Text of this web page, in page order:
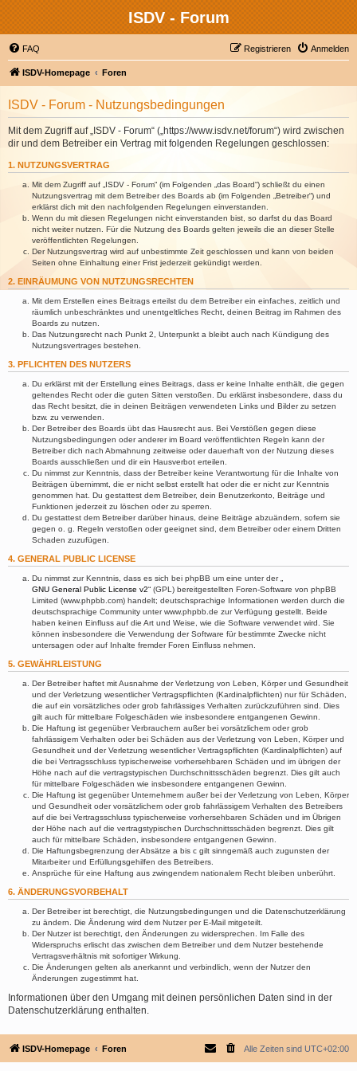
ISDV - Forum
FAQ Anmelden
Registrieren
ISDV-Homepage Foren
ISDV - Forum - Nutzungsbedingungen
Mit dem Zugriff auf „ISDV - Forum“ („https://www.isdv.net/forum“) wird zwischen
dir und dem Betreiber ein Vertrag mit folgenden Regelungen geschlossen:
1. NUTZUNGSVERTRAG
Mit dem Zugriff auf „ISDV - Forum“ (im Folgenden „das Board“) schließt du einen
Nutzungsvertrag mit dem Betreiber des Boards ab (im Folgenden „Betreiber“) und
erklärst dich mit den nachfolgenden Regelungen einverstanden.
Wenn du mit diesen Regelungen nicht einverstanden bist, so darfst du das Board
nicht weiter nutzen. Für die Nutzung des Boards gelten jeweils die an dieser Stelle
veröffentlichten Regelungen.
Der Nutzungsvertrag wird auf unbestimmte Zeit geschlossen und kann von beiden
Seiten ohne Einhaltung einer Frist jederzeit gekündigt werden.
2. EINRÄUMUNG VON NUTZUNGSRECHTEN
Mit dem Erstellen eines Beitrags erteilst du dem Betreiber ein einfaches, zeitlich und
räumlich unbeschränktes und unentgeltliches Recht, deinen Beitrag im Rahmen des
Boards zu nutzen.
Das Nutzungsrecht nach Punkt 2, Unterpunkt a bleibt auch nach Kündigung des
Nutzungsvertrages bestehen.
3. PFLICHTEN DES NUTZERS
Du erklärst mit der Erstellung eines Beitrags, dass er keine Inhalte enthält, die gegen
geltendes Recht oder die guten Sitten verstoßen. Du erklärst insbesondere, dass du
das Recht besitzt, die in deinen Beiträgen verwendeten Links und Bilder zu setzen
bzw. zu verwenden.
Der Betreiber des Boards übt das Hausrecht aus. Bei Verstößen gegen diese
Nutzungsbedingungen oder anderer im Board veröffentlichten Regeln kann der
Betreiber dich nach Abmahnung zeitweise oder dauerhaft von der Nutzung dieses
Boards ausschließen und dir ein Hausverbot erteilen.
Du nimmst zur Kenntnis, dass der Betreiber keine Verantwortung für die Inhalte von
Beiträgen übernimmt, die er nicht selbst erstellt hat oder die er nicht zur Kenntnis
genommen hat. Du gestattest dem Betreiber, dein Benutzerkonto, Beiträge und
Funktionen jederzeit zu löschen oder zu sperren.
Du gestattest dem Betreiber darüber hinaus, deine Beiträge abzuändern, sofern sie
gegen o. g. Regeln verstoßen oder geeignet sind, dem Betreiber oder einem Dritten
Schaden zuzufügen.
4. GENERAL PUBLIC LICENSE
Du nimmst zur Kenntnis, dass es sich bei phpBB um eine unter der „
GNU General Public License v2“ (GPL) bereitgestellten Foren-Software von phpBB
Limited (www.phpbb.com) handelt; deutschsprachige Informationen werden durch die
deutschsprachige Community unter www.phpbb.de zur Verfügung gestellt. Beide
haben keinen Einfluss auf die Art und Weise, wie die Software verwendet wird. Sie
können insbesondere die Verwendung der Software für bestimmte Zwecke nicht
untersagen oder auf Inhalte fremder Foren Einfluss nehmen.
5. GEWÄHRLEISTUNG
Der Betreiber haftet mit Ausnahme der Verletzung von Leben, Körper und Gesundheit
und der Verletzung wesentlicher Vertragspflichten (Kardinalpflichten) nur für Schäden,
die auf ein vorsätzliches oder grob fahrlässiges Verhalten zurückzuführen sind. Dies
gilt auch für mittelbare Folgeschäden wie insbesondere entgangenen Gewinn.
Die Haftung ist gegenüber Verbrauchern außer bei vorsätzlichem oder grob
fahrlässigem Verhalten oder bei Schäden aus der Verletzung von Leben, Körper und
Gesundheit und der Verletzung wesentlicher Vertragspflichten (Kardinalpflichten) auf
die bei Vertragsschluss typischerweise vorhersehbaren Schäden und im übrigen der
Höhe nach auf die vertragstypischen Durchschnittsschäden begrenzt. Dies gilt auch
für mittelbare Folgeschäden wie insbesondere entgangenen Gewinn.
Die Haftung ist gegenüber Unternehmern außer bei der Verletzung von Leben, Körper
und Gesundheit oder vorsätzlichem oder grob fahrlässigem Verhalten des Betreibers
auf die bei Vertragsschluss typischerweise vorhersehbaren Schäden und im Übrigen
der Höhe nach auf die vertragstypischen Durchschnittsschäden begrenzt. Dies gilt
auch für mittelbare Schäden, insbesondere entgangenen Gewinn.
Die Haftungsbegrenzung der Absätze a bis c gilt sinngemäß auch zugunsten der
Mitarbeiter und Erfüllungsgehilfen des Betreibers.
Ansprüche für eine Haftung aus zwingendem nationalem Recht bleiben unberührt.
6. ÄNDERUNGSVORBEHALT
Der Betreiber ist berechtigt, die Nutzungsbedingungen und die Datenschutzerklärung
zu ändern. Die Änderung wird dem Nutzer per E-Mail mitgeteilt.
Der Nutzer ist berechtigt, den Änderungen zu widersprechen. Im Falle des
Widerspruchs erlischt das zwischen dem Betreiber und dem Nutzer bestehende
Vertragsverhältnis mit sofortiger Wirkung.
Die Änderungen gelten als anerkannt und verbindlich, wenn der Nutzer den
Änderungen zugestimmt hat.
Informationen über den Umgang mit deinen persönlichen Daten sind in der
Datenschutzerklärung enthalten.
ISDV-Homepage Foren Alle Zeiten sind UTC+02:00